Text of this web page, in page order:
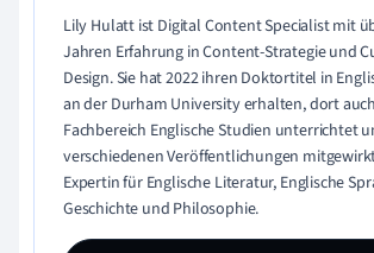
Lily Hulatt ist Digital Content Specialist mit
Jahren Erfahrung in Content-Strategie und
Design. Sie hat 2022 ihren Doktortitel in
an der Durham University erhalten, dort
Fachbereich Englische Studien unterrichtet
verschiedenen Veröffentlichungen
Expertin für Englische Literatur, Englische
Geschichte und Philosophie.